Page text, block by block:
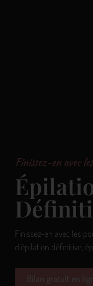
Finissez-en avec
Finissez-en avec les
d’épilation définitive,
Bilan gratuit en